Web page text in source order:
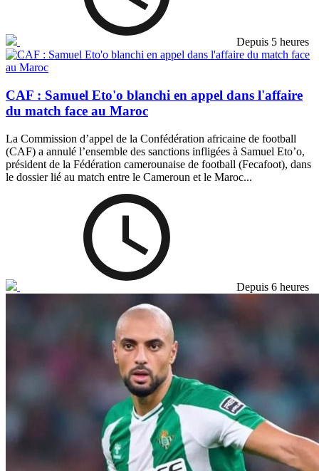
Depuis 5 heures
CAF : Samuel Eto'o blanchi en appel dans l'affaire
du match face au Maroc
La Commission d’appel de la Confédération africaine de football
(CAF) a annulé l’ensemble des sanctions infligées à Samuel Eto’o,
président de la Fédération camerounaise de football (Fecafoot), dans
le dossier lié au match entre le Cameroun et le Maroc...
Depuis 6 heures